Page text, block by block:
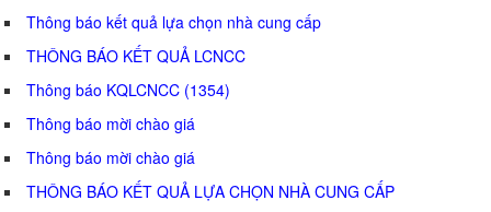
Thông báo kết quả lựa chọn nhà cung cấp
THÔNG BÁO KẾT QUẢ LCNCC
Thông báo KQLCNCC (1354)
Thông báo mời chào giá
Thông báo mời chào giá
THÔNG BÁO KẾT QUẢ LỰA CHỌN NHÀ CUNG CẤP